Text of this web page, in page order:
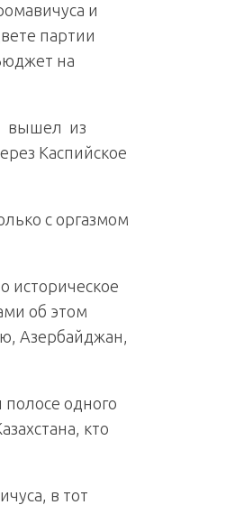
и
партии
на
вышел из
Каспийское
с оргазмом
историческое
об этом
Азербайджан,
полосе одного
кто
в тот